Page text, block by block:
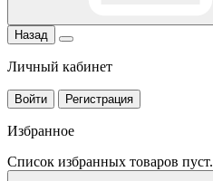
Назад
Личный кабинет
Войти Регистрация
Избранное
Список избранных товаров пуст.